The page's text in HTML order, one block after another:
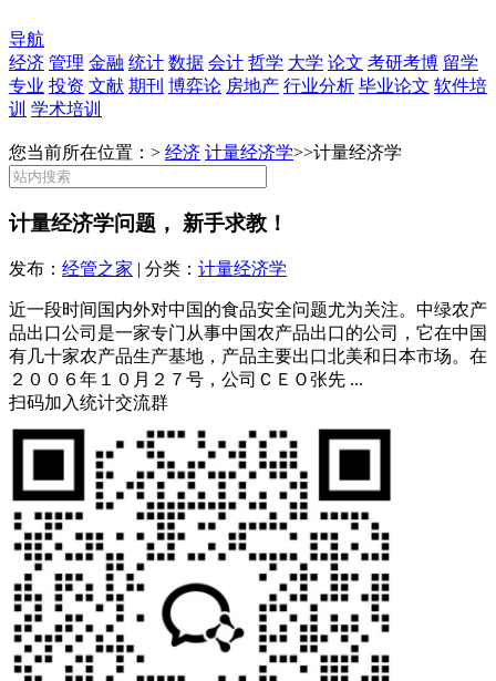
导航
经济 管理 金融 统计 数据 会计 哲学 大学 论文 考研考博 留学
专业 投资 文献 期刊 博弈论 房地产 行业分析 毕业论文 软件培
训 学术培训
您当前所在位置：> 经济 计量经济学>>计量经济学
计量经济学问题， 新手求教！
发布： 经管之家 | 分类： 计量经济学
近一段时间国内外对中国的食品安全问题尤为关注。中绿农产
品出口公司是一家专门从事中国农产品出口的公司，它在中国
有几十家农产品生产基地，产品主要出口北美和日本市场。在
２００６年１０月２７号，公司ＣＥＯ张先 ...
扫码加入统计交流群